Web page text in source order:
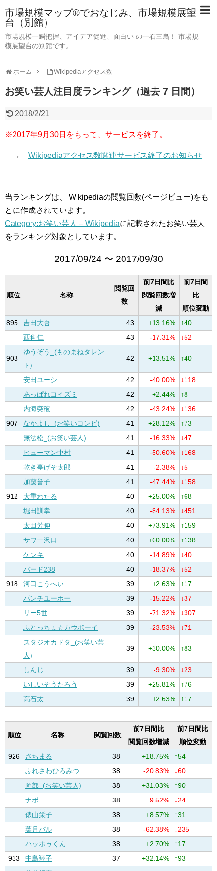
市場規模マップ®でおなじみ、市場規模展望
台（別館）
市場規模一瞬把握、アイデア促進、面白い の一石三鳥！ 市場規
模展望台の別館です。
ホーム Wikipediaアクセス数
お笑い芸人注目度ランキング（過去 7 日間）
2018/2/21
※2017年9月30日をもって、サービスを終了。
→ Wikipediaアクセス数関連サービス終了のお知らせ
当ランキングは、 Wikipediaの閲覧回数(ページビュー)をも
とに作成されています。
Category:お笑い芸人 – Wikipediaに記載されたお笑い芸人
をランキング対象としています。
2017/09/24 〜 2017/09/30
順位 名称
閲覧回
数
前7日間比
閲覧回数増
減
前7日間
比
順位変動
895
吉田大吾 43 +13.16%
↑40
西科仁
43 -17.31% ↓52
903
ゆうぞう_(ものまねタレン
ト)
42 +13.51% ↑40
安田ユーシ 42 -40.00%
↓118
あっぱれコイズミ
42 +2.44%
↑8
内海突破
42 -43.24%
↓136
907
なかよし_(お笑いコンビ) 41 +28.12%
↑73
無法松_(お笑い芸人)
41 -16.33%
↓47
ヒューマン中村
41 -50.60%
↓168
乾き亭げそ太郎
41 -2.38%
↓5
加藤誉子
41 -47.44%
↓158
912
大重わたる 40 +25.00%
↑68
堀田訓幸
40 -84.13%
↓451
太田芳伸
40 +73.91%
↑159
サワー沢口
40 +60.00%
↑138
ケンキ
40 -14.89%
↓40
バード238
40 -18.37%
↓52
918
河口こうへい 39 +2.63%
↑17
パンチユーホー
39 -15.22%
↓37
リー5世
39 -71.32%
↓307
ふとっちょ☆カウボーイ
39 -23.53%
↓71
スタジオカドタ_(お笑い芸
人)
39 +30.00% ↑83
しんじ 39 -9.30%
↓23
いしいそうたろう
39 +25.81%
↑76
高石太
39 +2.63% ↑17
順位 名称 閲覧回数
前7日間比
閲覧回数増減
前7日間比
順位変動
926
さちまる 38 +18.75%
↑54
ふれさわひろみつ
38 -20.83%
↓60
岡部_(お笑い芸人)
38 +31.03%
↑90
ナポ
38 -9.52%
↓24
俵山栄子
38 +8.57%
↑31
葉月パル
38 -62.38%
↓235
ハッポゥくん
38 +2.70%
↑17
933
中島翔子 37 +32.14%
↑93